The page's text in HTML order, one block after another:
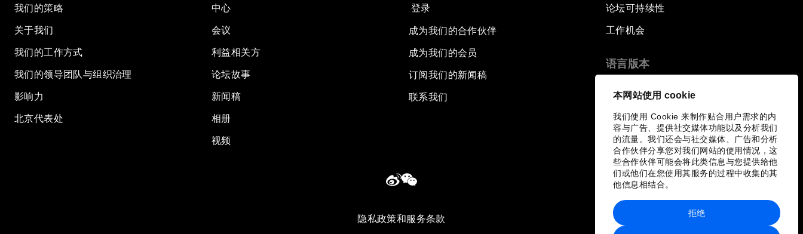
本网站使用 cookie
我们使用 Cookie 来制作贴合用户需求的内
容与广告、提供社交媒体功能以及分析我们
的流量。我们还会与社交媒体、广告和分析
合作伙伴分享您对我们网站的使用情况，这
些合作伙伴可能会将此类信息与您提供给他
们或他们在您使用其服务的过程中收集的其
他信息相结合。
拒绝
我们的策略
关于我们
我们的工作方式
我们的领导团队与组织治理
影响力
北京代表处
中心
会议
利益相关方
论坛故事
新闻稿
相册
视频
登录
成为我们的合作伙伴
成为我们的会员
订阅我们的新闻稿
联系我们
论坛可持续性
工作机会
语言版本
隐私政策和服务条款